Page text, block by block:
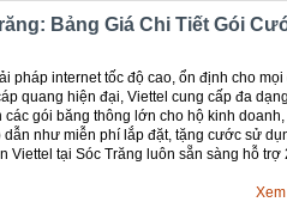
Bảng Giá Chi Tiết Gói
pháp internet tốc độ cao, ổn định cho mọi
quang hiện đại, Viettel cung cấp đa
gói băng thông lớn cho hộ kinh doanh,
như miễn phí lắp đặt, tặng cước sử
tại Sóc Trăng luôn sẵn sàng hỗ trợ
Xem